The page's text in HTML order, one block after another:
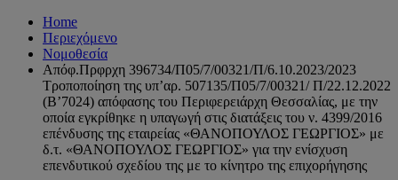
Home
Περιεχόμενο
Νομοθεσία
Απόφ.Πρφρχη 396734/Π05/7/00321/Π/6.10.2023/2023
Τροποποίηση της υπ’αρ. 507135/Π05/7/00321/ Π/22.12.2022
(Β’7024) απόφασης του Περιφερειάρχη Θεσσαλίας, με την
οποία εγκρίθηκε η υπαγωγή στις διατάξεις του ν. 4399/2016
επένδυσης της εταιρείας «ΘΑΝΟΠΟΥΛΟΣ ΓΕΩΡΓΙΟΣ» με
δ.τ. «ΘΑΝΟΠΟΥΛΟΣ ΓΕΩΡΓΙΟΣ» για την ενίσχυση
επενδυτικού σχεδίου της με το κίνητρο της επιχορήγησης